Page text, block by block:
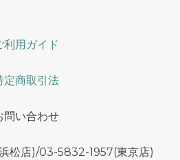
利用ガイド
定商取引法
問い合わせ
松店)/03-5832-1957(東京店)